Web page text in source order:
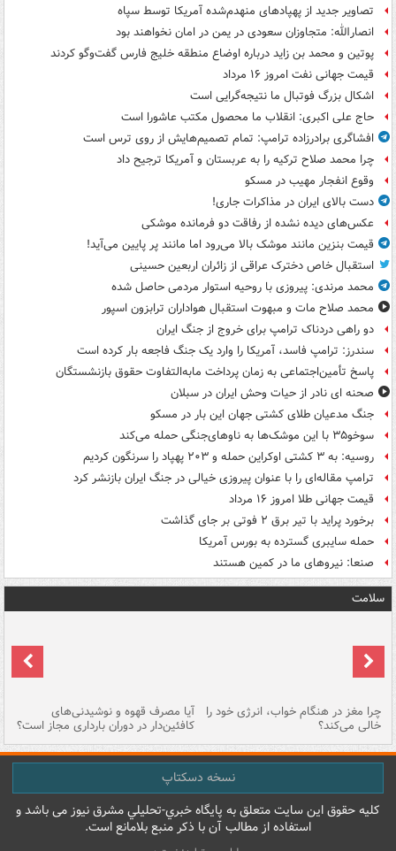
تصاویر جدید از پهپادهای منهدم‌شده آمریکا توسط سپاه
انصارالله: متجاوزان سعودی در یمن در امان نخواهند بود
پوتین و محمد بن زاید درباره اوضاع منطقه خلیج فارس گفت‌وگو کردند
قیمت جهانی نفت امروز ۱۶ مرداد
اشکال بزرگ فوتبال ما نتیجه‌گرایی است
حاج علی اکبری: انقلاب ما محصول مکتب عاشورا است
افشاگری برادرزاده ترامپ: تمام تصمیم‌هایش از روی ترس است
چرا محمد صلاح ترکیه را به عربستان و آمریکا ترجیح داد
وقوع انفجار مهیب در مسکو
دست بالای ایران در مذاکرات جاری!
عکس‌های دیده نشده از رفاقت دو فرمانده‌ موشکی
قیمت بنزین مانند موشک بالا می‌رود اما مانند پر پایین می‌آید!
استقبال خاص دخترک عراقی از زائران اربعین حسینی
محمد مرندی: پیروزی با روحیه استوار مردمی حاصل شده
محمد صلاح مات و مبهوت استقبال هواداران ترابزون اسپور
دو راهی دردناک ترامپ برای خروج از جنگ ایران
سندرز: ترامپ فاسد، آمریکا را وارد یک جنگ فاجعه بار کرده است
پاسخ تأمین‌اجتماعی به زمان پرداخت مابه‌التفاوت حقوق بازنشستگان
صحنه ای نادر از حیات وحش ایران در سبلان
جنگ مدعیان طلای کشتی جهان این بار در مسکو
سوخو۳۵ با این موشک‌ها به ناوهای‌جنگی حمله می‌کند
روسیه: به ۳ کشتی اوکراین حمله و ۲۰۳ پهپاد را سرنگون کردیم
ترامپ مقاله‌ای را با عنوان پیروزی خیالی در جنگ ایران بازنشر کرد
قیمت جهانی طلا امروز ۱۶ مرداد
برخورد پراید با تیر برق ۲ فوتی بر جای گذاشت
حمله سایبری گسترده به بورس آمریکا
صنعا: نیروهای ما در کمین‌ هستند
سلامت
چرا مغز در هنگام خواب، انرژی خود را
خالی می‌کند؟
آیا مصرف قهوه و نوشیدنی‌های
کافئین‌دار در دوران بارداری مجاز است؟
نسخه دسکتاپ
کليه حقوق اين سايت متعلق به پایگاه خبري-تحليلي مشرق نيوز می باشد و
استفاده از مطالب آن با ذکر منبع بلامانع است.